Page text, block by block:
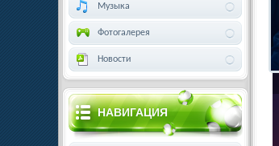
Музыка
Фотогалерея
Новости
НАВИГАЦИЯ